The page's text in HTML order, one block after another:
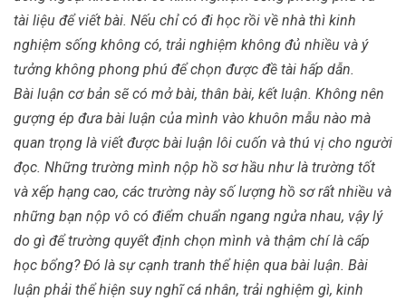
tài liệu để viết bài. Nếu chỉ có đi học rồi về nhà thì kinh
nghiệm sống không có, trải nghiệm không đủ nhiều và ý
tưởng không phong phú để chọn được đề tài hấp dẫn.
Bài luận cơ bản sẽ có mở bài, thân bài, kết luận. Không nên
gượng ép đưa bài luận của mình vào khuôn mẫu nào mà
quan trọng là viết được bài luận lôi cuốn và thú vị cho người
đọc. Những trường mình nộp hồ sơ hầu như là trường tốt
và xếp hạng cao, các trường này số lượng hồ sơ rất nhiều và
những bạn nộp vô có điểm chuẩn ngang ngửa nhau, vậy lý
do gì để trường quyết định chọn mình và thậm chí là cấp
học bổng? Đó là sự cạnh tranh thể hiện qua bài luận. Bài
luận phải thể hiện suy nghĩ cá nhân, trải nghiệm gì, kinh